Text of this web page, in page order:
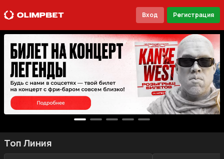
Вход Регистрация
Топ Линия